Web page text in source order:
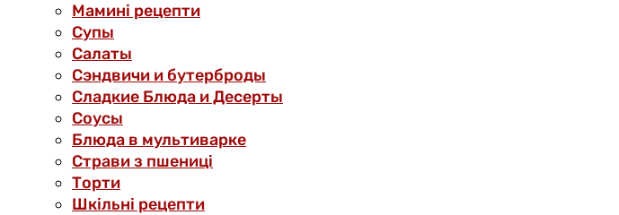
Мамині рецепти
Супы
Салаты
Сэндвичи и бутерброды
Сладкие Блюда и Десерты
Соусы
Блюда в мультиварке
Страви з пшениці
Торти
Шкільні рецепти